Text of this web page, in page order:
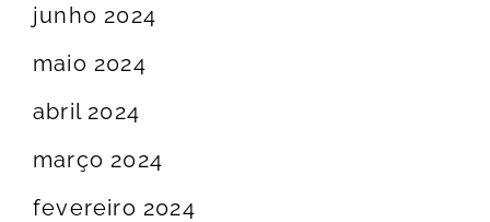
junho 2024
maio 2024
abril 2024
março 2024
fevereiro 2024